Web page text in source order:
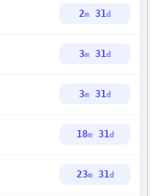
2m 30d
3m 30d
3m 30d
18m30d
23m30d